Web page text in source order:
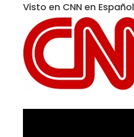
Visto en CNN en Español